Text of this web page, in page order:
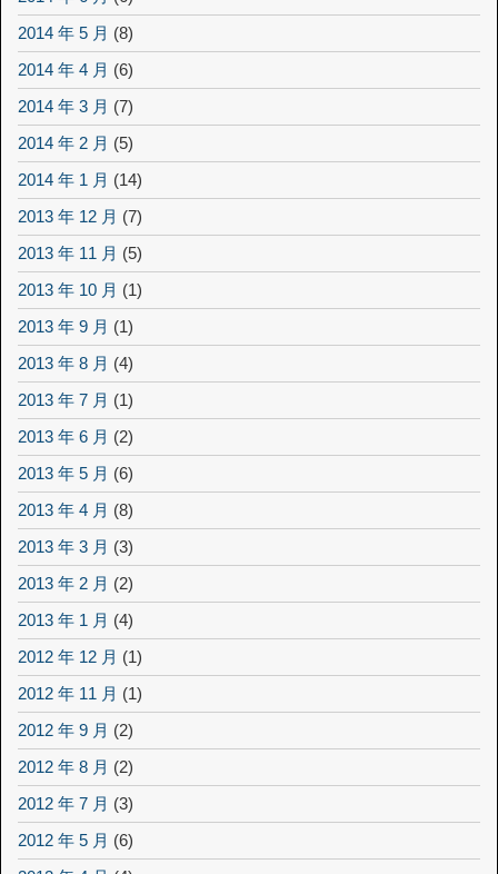
2014 年 5 月 (8)
2014 年 4 月 (6)
2014 年 3 月 (7)
2014 年 2 月 (5)
2014 年 1 月 (14)
2013 年 12 月 (7)
2013 年 11 月 (5)
2013 年 10 月 (1)
2013 年 9 月 (1)
2013 年 8 月 (4)
2013 年 7 月 (1)
2013 年 6 月 (2)
2013 年 5 月 (6)
2013 年 4 月 (8)
2013 年 3 月 (3)
2013 年 2 月 (2)
2013 年 1 月 (4)
2012 年 12 月 (1)
2012 年 11 月 (1)
2012 年 9 月 (2)
2012 年 8 月 (2)
2012 年 7 月 (3)
2012 年 5 月 (6)